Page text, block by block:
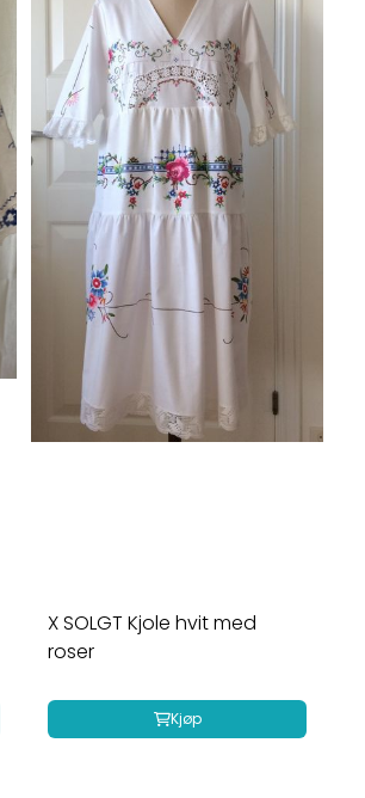
X SOLGT Kjole hvit med
roser
Kjøp